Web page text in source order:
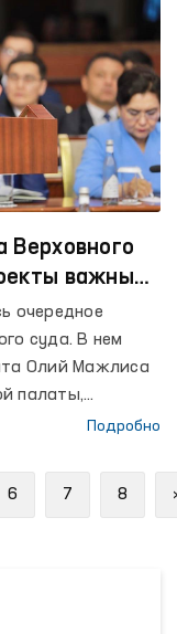
Верховного
важных
очередное
суда. В нем
Олий Мажлиса
палаты,
по правам
Комитета по
судей,
Подробно
6 7 8